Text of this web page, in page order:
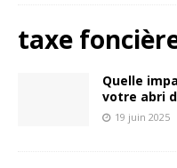
taxe
Quelle
votre abri
19 juin 2025